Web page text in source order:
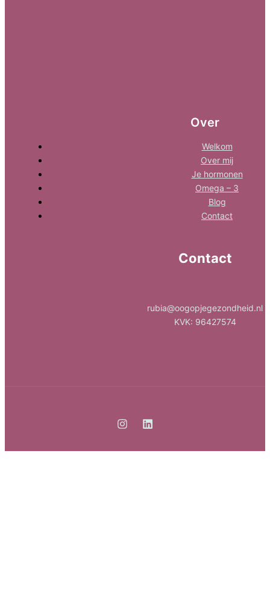
Over
Welkom
Over mij
Je hormonen
Omega – 3
Blog
Contact
Contact
rubia@oogopjegezondheid.nl
KVK: 96427574